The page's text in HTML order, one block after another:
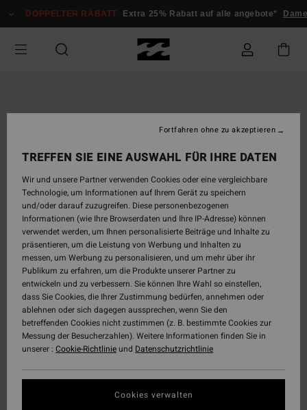
zur
springen
DOPPELTER RABATT Extra 25% Rabatt auf alle angebote*
TREFFEN SIE EINE AUSWAHL FÜR IHRE DATEN
Wir und unsere Partner verwenden Cookies oder eine vergleichbare
Technologie, um Informationen auf Ihrem Gerät zu speichern
und/oder darauf zuzugreifen. Diese personenbezogenen
Informationen (wie Ihre Browserdaten und Ihre IP-Adresse) können
verwendet werden, um Ihnen personalisierte Beiträge und Inhalte zu
präsentieren, um die Leistung von Werbung und Inhalten zu
messen, um Werbung zu personalisieren, und um mehr über ihr
Publikum zu erfahren, um die Produkte unserer Partner zu
entwickeln und zu verbessern. Sie können Ihre Wahl so einstellen,
dass Sie Cookies, die Ihrer Zustimmung bedürfen, annehmen oder
ablehnen oder sich dagegen aussprechen, wenn Sie den
betreffenden Cookies nicht zustimmen (z. B. bestimmte Cookies zur
Messung der Besucherzahlen). Weitere Informationen finden Sie in
unserer : Cookie-Richtlinieund Datenschutzrichtlinie
Cookies verwalten
Fortfahren ohne zu akzeptieren